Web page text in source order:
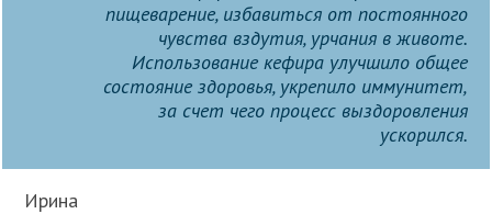
пищеварение, избавиться от постоянного
чувства вздутия, урчания в животе.
Использование кефира улучшило общее
состояние здоровья, укрепило иммунитет,
за счет чего процесс выздоровления
ускорился.
Ирина